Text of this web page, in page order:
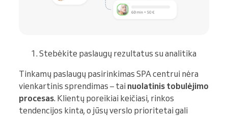
Stebėkite paslaugų rezultatus su analitika
Tinkamų paslaugų pasirinkimas SPA centrui nėra
vienkartinis sprendimas – tai nuolatinis tobulėjimo
procesas. Klientų poreikiai keičiasi, rinkos
tendencijos kinta, o jūsų verslo prioritetai gali